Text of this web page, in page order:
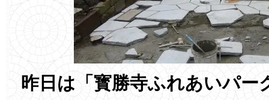
昨日は「寳勝寺ふれあいパー